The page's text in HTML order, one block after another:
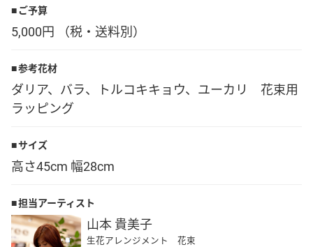
instagram
Language
English
ご予算
5,000円 （税・送料別）
参考花材
ダリア、バラ、トルコキキョウ、ユーカリ 花束用
ラッピング
サイズ
高さ45cm 幅28cm
担当アーティスト
山本 貴美子
生花アレンジメント 花束